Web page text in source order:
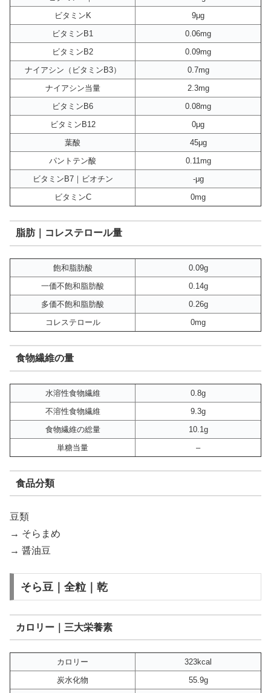
ビタミンK
9μg
ビタミンB1
0.06mg
ビタミンB2
0.09mg
ナイアシン（ビタミンB3）
0.7mg
ナイアシン当量
2.3mg
ビタミンB6
0.08mg
ビタミンB12
0μg
葉酸
45μg
パントテン酸
0.11mg
ビタミンB7｜ビオチン
-μg
ビタミンC
0mg
脂肪｜コレステロール量
飽和脂肪酸
0.09g
一価不飽和脂肪酸
0.14g
多価不飽和脂肪酸
0.26g
コレステロール
0mg
食物繊維の量
水溶性食物繊維
0.8g
不溶性食物繊維
9.3g
食物繊維の総量
10.1g
単糖当量
–
食品分類
豆類
→ そらまめ
→ 醤油豆
そら豆｜全粒｜乾
カロリー｜三大栄養素
カロリー
323kcal
炭水化物
55.9g